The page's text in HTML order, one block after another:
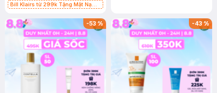
Bill Klairs từ 299k Tặng Mặt Nạ
25ml (SL Có Hạn)
-53% -43%